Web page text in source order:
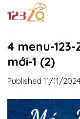
4 menu-
mới-1 (2)
Published 11/11/2024